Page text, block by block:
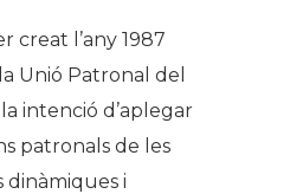
creat l’any 1987
Unió Patronal del
intenció d’aplegar
patronals de les
dinàmiques i